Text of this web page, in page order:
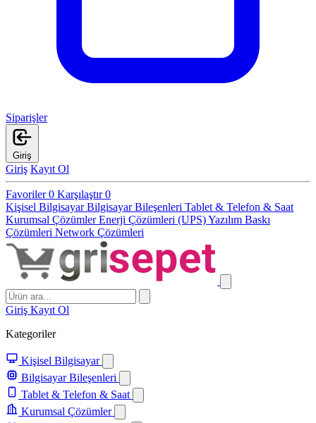
Siparişler
Giriş
Giriş Kayıt Ol
Favoriler0 Karşılaştır0
Kişisel BilgisayarBilgisayar Bileşenleri Tablet & Telefon & Saat
Kurumsal ÇözümlerEnerji Çözümleri (UPS)Yazılım Baskı
Çözümleri Network Çözümleri
Giriş Kayıt Ol
Kategoriler
Kişisel Bilgisayar
Bilgisayar Bileşenleri
Tablet & Telefon & Saat
Kurumsal Çözümler